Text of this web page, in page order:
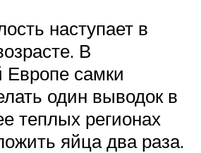
наступает в
В
Европе самки
один выводок в
теплых регионах
яйца два раза.